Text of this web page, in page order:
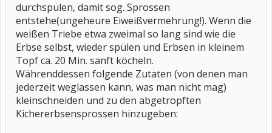
durchspülen, damit sog. Sprossen
entstehe(ungeheure Eiweißvermehrung!). Wenn die
weißen Triebe etwa zweimal so lang sind wie die
Erbse selbst, wieder spülen und Erbsen in kleinem
Topf ca. 20 Min. sanft köcheln.
Währenddessen folgende Zutaten (von denen man
jederzeit weglassen kann, was man nicht mag)
kleinschneiden und zu den abgetropften
Kichererbsensprossen hinzugeben: